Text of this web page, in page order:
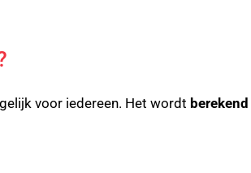
voor iedereen. Het wordt berekend